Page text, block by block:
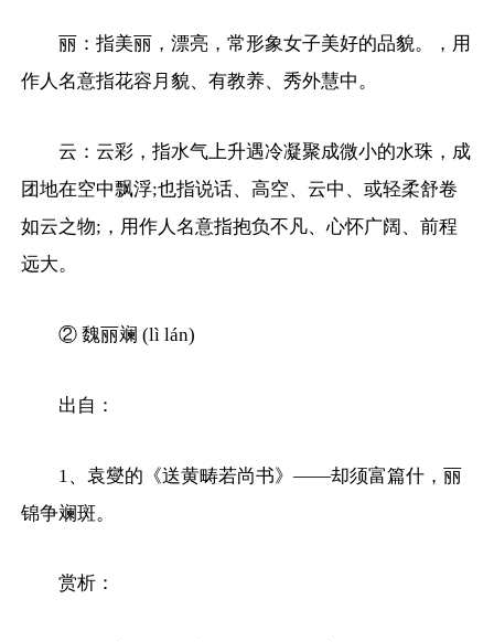
丽：指美丽，漂亮，常形象女子美好的品貌。，用
作人名意指花容月貌、有教养、秀外慧中。
云：云彩，指水气上升遇冷凝聚成微小的水珠，成
团地在空中飘浮;也指说话、高空、云中、或轻柔舒卷
如云之物;，用作人名意指抱负不凡、心怀广阔、前程
远大。
② 魏丽斓 (lì lán)
出自：
1、袁燮的《送黄畴若尚书》——却须富篇什，丽
锦争斓斑。
赏析：